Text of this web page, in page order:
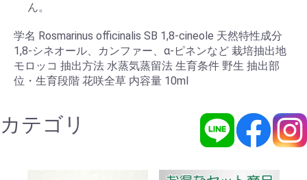
ん。
学名 Rosmarinus officinalis SB 1,8-cineole 天然特性成分
1,8-シネオール、カンファー、α-ピネンなど 栽培抽出地
モロッコ 抽出方法 水蒸気蒸留法 生育条件 野生 抽出部
位・生育段階 花咲全草 内容量 10ml
カテゴリ